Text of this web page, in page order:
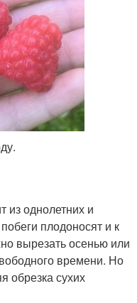
из однолетних и
плодоносят и к
вырезать осенью или
времени. Но
обрезка сухих